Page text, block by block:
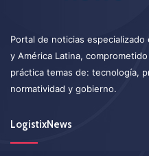
Portal de noticias
y América Latina,
práctica temas de: tecnología,
normatividad y gobierno.
LogistixNews